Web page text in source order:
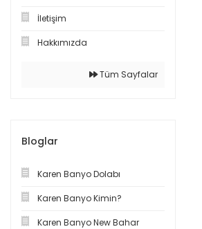
İletişim
Hakkımızda
Tüm Sayfalar
Bloglar
Karen Banyo Dolabı
Karen Banyo Kimin?
Karen Banyo New Bahar